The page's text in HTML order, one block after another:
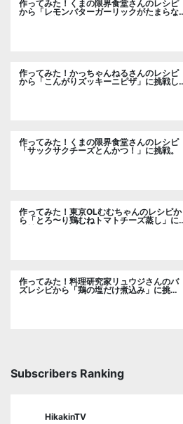
作ってみた！くまの限界食堂さんのレシピ
から「レモンバターガーリックがたまらな
作ってみた！かっちゃんねるさんのレシピ
から「こんがりズッキーニピザ」に挑戦し
作ってみた！くまの限界食堂さんのレシピ
「サックサクチーズとんかつ！」に挑戦。
作ってみた！東京OLむむちゃんのレシピか
ら「とろ〜り鶏むねトマトチーズ蒸し」に
作ってみた！料理研究家リュウジさんのバ
ズレシピから「鶏の塩だけ煮込み」に挑
戦。
Subscribers Ranking
HikakinTV